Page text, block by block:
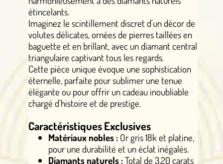
étincelants.
Imaginez le scintillement discret d'un décor de
volutes délicates, ornées de pierres taillées en
baguette et en brillant, avec un diamant central
triangulaire captivant tous les regards.
Cette pièce unique évoque une sophistication
éternelle, parfaite pour sublimer une tenue
élégante ou pour offrir un cadeau inoubliable
chargé d'histoire et de prestige.
Caractéristiques Exclusives
Matériaux nobles : Or gris 18k et platine,
pour une durabilité et un éclat inégalés.
Diamants naturels :Total de 3,20 carats